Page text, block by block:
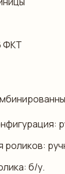
ФКТ
роликов:
б/у.